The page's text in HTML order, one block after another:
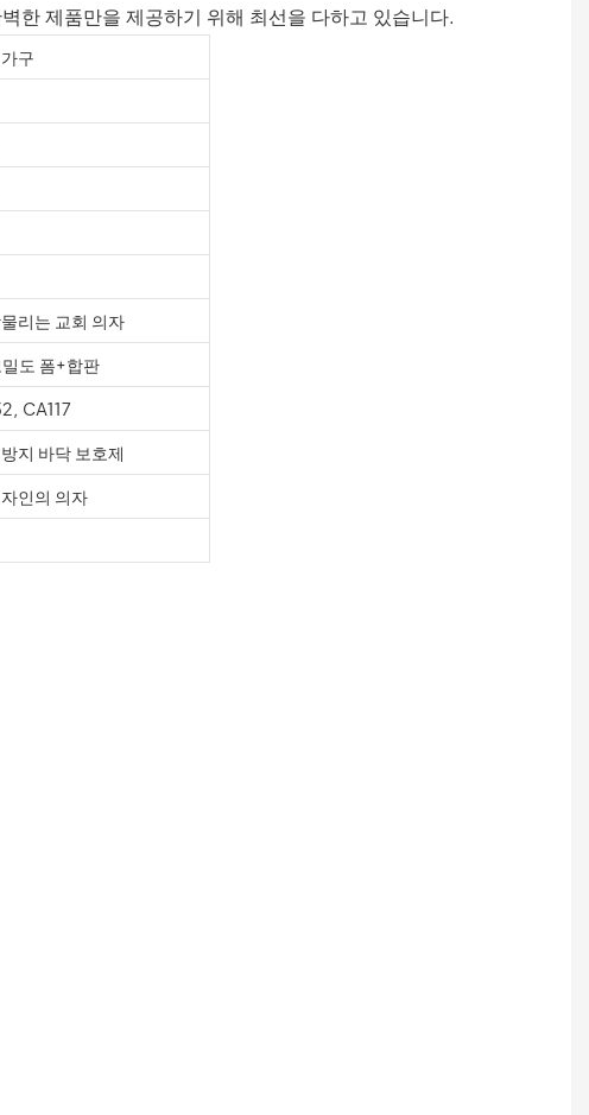
한 제품만을 제공하기 위해 최선을 다하고 있습니다.
구
리는 교회 의자
도 폼+합판
CA117
지 바닥 보호제
인의 의자